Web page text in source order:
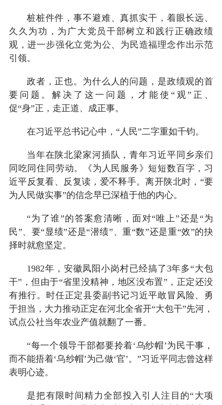
桩桩件件，事不避难、真抓实干，着眼长远、
久久为功，为广大党员干部树立和践行正确政绩
观，进一步强化立党为公、为民造福理念作出示范
引领。
政者，正也。为什么人的问题，是政绩观的首
要问题。解决了这一问题，才能使“观”正、
促“身”正，走正道、成正事。
在习近平总书记心中，“人民”二字重如千钧。
当年在陕北梁家河插队，青年习近平同乡亲们
同吃同住同劳动。《为人民服务》短短数百字，习
近平反复看、反复读，爱不释手。离开陕北时，“要
为人民做实事”的信念早已深植于他的内心。
“为了谁”的答案愈清晰，面对“唯上”还是“为
民”、要“显绩”还是“潜绩”、重“数”还是重“效”的抉
择时就愈坚定。
1982年，安徽凤阳小岗村已经搞了3年多“大包
干”，但由于“省里没精神，地区没布置”，正定还没
有推行。时任正定县委副书记习近平敢冒风险、勇
于担当，大力推动正定在河北全省开“大包干”先河，
试点公社当年农业产值就翻了一番。
“每一个领导干部都要拎着‘乌纱帽’为民干事，
而不能捂着‘乌纱帽’为己做‘官’。”习近平同志曾这样
表明心迹。
是把有限时间精力全部投入引人注目的“大项